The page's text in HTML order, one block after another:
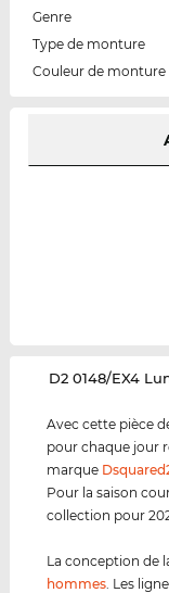
Genre
Type de monture
Couleur de monture
‌D2 0148/EX4
Avec cette pièce
pour chaque jour
marque
Pour la saison
collection pour
La conception de
hommes . Les